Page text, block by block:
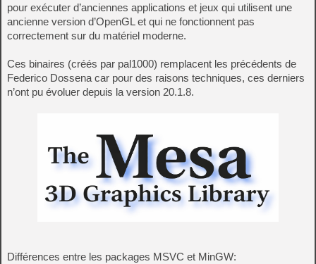
pour exécuter d’anciennes applications et jeux qui utilisent une
ancienne version d’OpenGL et qui ne fonctionnent pas
correctement sur du matériel moderne.
Ces binaires (créés par pal1000) remplacent les précédents de
Federico Dossena car pour des raisons techniques, ces derniers
n’ont pu évoluer depuis la version 20.1.8.
Différences entre les packages MSVC et MinGW: